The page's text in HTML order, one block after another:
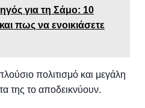
για τη Σάμο: 10
πως να ενοικιάσετε
πολιτισμό και μεγάλη
της το αποδεικνύουν.